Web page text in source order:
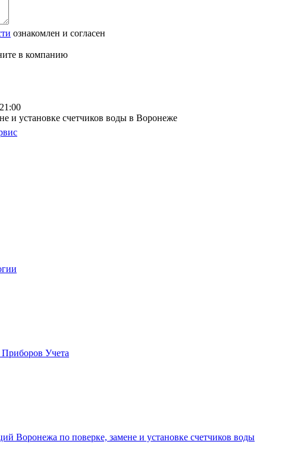
ознакомлен и согласен
в компанию
и установке счетчиков воды в Воронеже
Учета
Воронежа по поверке, замене и установке счетчиков воды